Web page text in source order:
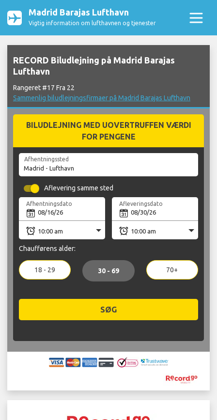
Madrid Barajas Lufthavn
Vigtig information om lufthavnen og tjenester
RECORD Biludlejning på Madrid Barajas
Lufthavn
Rangeret #17 Fra 22
Sammenlig biludlejningsfirmaer på Madrid Barajas Lufthavn
BILUDLEJNING MED UOVERTRUFFEN VÆRDI
FOR PENGENE
Afhentningssted
Aflevering samme sted
Afhentningsdato Afleveringsdato
Chaufførens alder:
18 - 29 30 - 69 70+
SØG